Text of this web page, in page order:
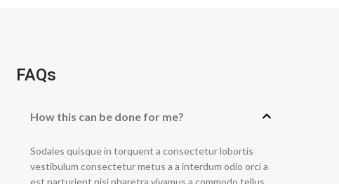
FAQs
How this can be done for me?
Sodales quisque in torquent a consectetur lobortis
vestibulum consectetur metus a a interdum odio orci a
est parturient nisi pharetra vivamus a commodo tellus.